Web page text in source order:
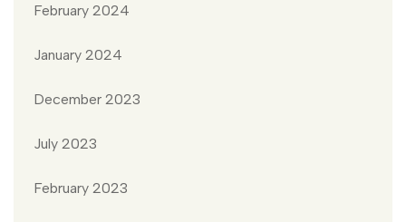
February 2024
January 2024
December 2023
July 2023
February 2023